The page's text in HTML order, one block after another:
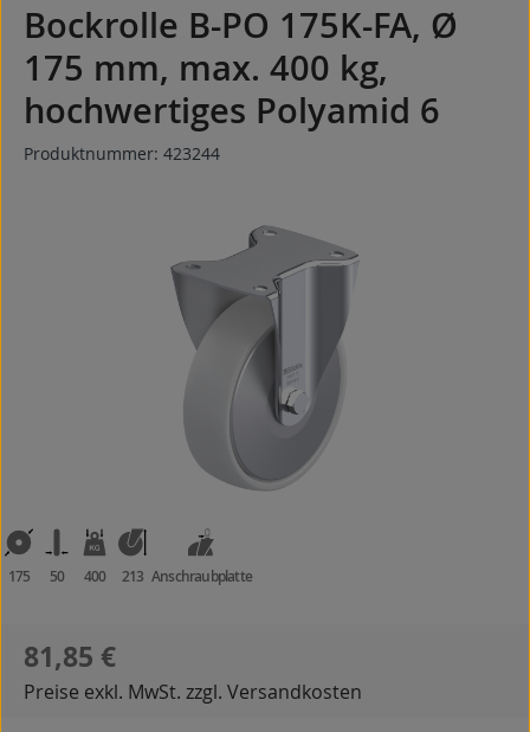
Bockrolle B-PO 175K-FA, Ø
175 mm, max. 400 kg,
hochwertiges Polyamid 6
Produktnummer: 423244
175 50 400 213 Anschraubplatte
Regulärer Preis:
81,85 €
Preise exkl. MwSt. zzgl. Versandkosten